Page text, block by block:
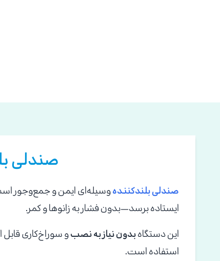
صندلی
صندلی بلندکنندهوسیله‌ای ایمن و جمع‌وجور
ایستاده برسد—بدون فشار به زانوها و کمر.
این دستگاهبدون نیاز به نصبو سوراخ‌کاری
استفاده است.